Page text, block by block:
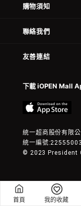
首頁 我的收藏
購物須知
聯絡我們
友善連結
下載 iOPEN Mall
統一超商股份有限
統一編號:22555003
© 2023 President